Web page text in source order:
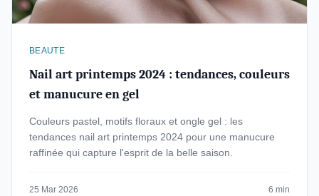
BEAUTE
Nail art printemps 2024 : tendances, couleurs
et manucure en gel
Couleurs pastel, motifs floraux et ongle gel : les
tendances nail art printemps 2024 pour une manucure
raffinée qui capture l'esprit de la belle saison.
25 Mar 2026 6 min